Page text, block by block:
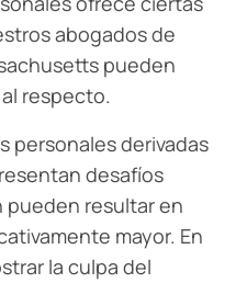
abogados de
pueden
respecto.
personales derivadas
desafíos
pueden resultar en
mayor. En
la culpa del